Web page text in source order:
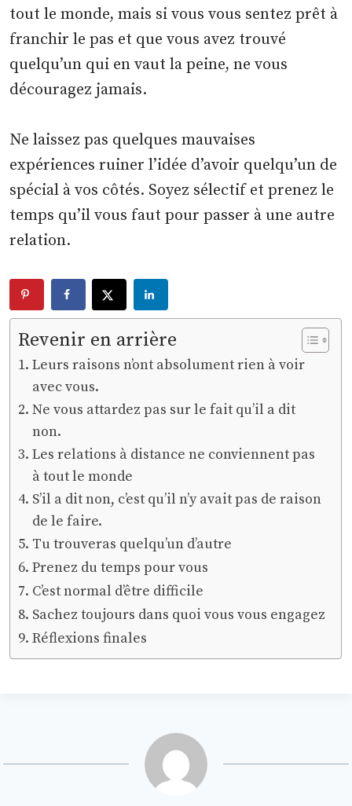
tout le monde, mais si vous vous sentez prêt à
franchir le pas et que vous avez trouvé
quelqu’un qui en vaut la peine, ne vous
découragez jamais.
Ne laissez pas quelques mauvaises
expériences ruiner l’idée d’avoir quelqu’un de
spécial à vos côtés. Soyez sélectif et prenez le
temps qu’il vous faut pour passer à une autre
relation.
Revenir en arrière
Leurs raisons n’ont absolument rien à voir
avec vous.
Ne vous attardez pas sur le fait qu’il a dit
non.
Les relations à distance ne conviennent pas
à tout le monde
S’il a dit non, c’est qu’il n’y avait pas de raison
de le faire.
Tu trouveras quelqu’un d’autre
Prenez du temps pour vous
C’est normal d’être difficile
Sachez toujours dans quoi vous vous engagez
Réflexions finales